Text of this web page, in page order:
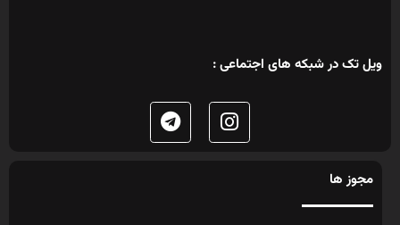
ویل تک در شبکه های اجتماعی :
مجوز ها